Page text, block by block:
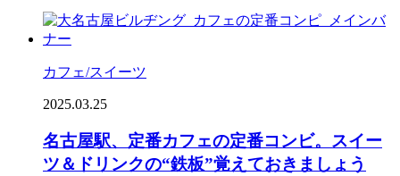
カフェ/スイーツ
2025.03.25
名古屋駅、定番カフェの定番コンビ。スイー
ツ＆ドリンクの“鉄板”覚えておきましょう